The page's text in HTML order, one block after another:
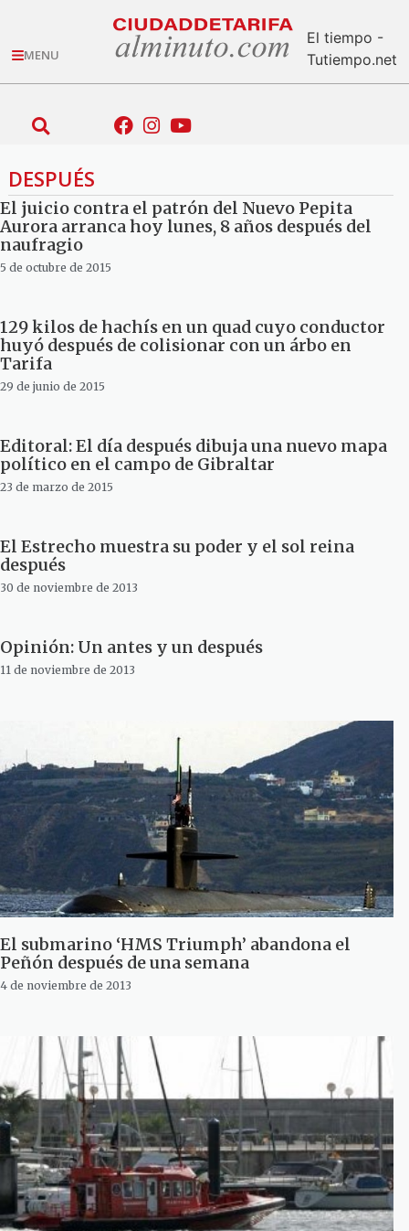
MENU
El tiempo -
Tutiempo.net
DESPUÉS
El juicio contra el patrón del Nuevo Pepita
Aurora arranca hoy lunes, 8 años después del
naufragio
5 de octubre de 2015
129 kilos de hachís en un quad cuyo conductor
huyó después de colisionar con un árbo en
Tarifa
29 de junio de 2015
Editoral: El día después dibuja una nuevo mapa
político en el campo de Gibraltar
23 de marzo de 2015
El Estrecho muestra su poder y el sol reina
después
30 de noviembre de 2013
Opinión: Un antes y un después
11 de noviembre de 2013
El submarino ‘HMS Triumph’ abandona el
Peñón después de una semana
4 de noviembre de 2013